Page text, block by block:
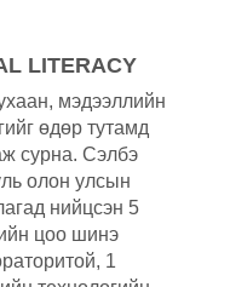
LITERAСY
мэдээллийн
өдөр тутамд
сурна. Сэлбэ
олон улсын
нийцсэн 5
цоо шинэ
1